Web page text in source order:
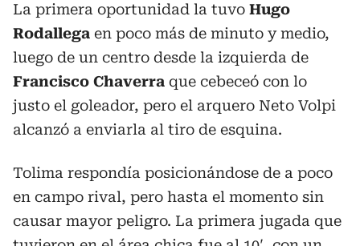
La primera oportunidad la tuvo Hugo
Rodallega en poco más de minuto y medio,
luego de un centro desde la izquierda de
Francisco Chaverra que cebeceó con lo
justo el goleador, pero el arquero Neto Volpi
alcanzó a enviarla al tiro de esquina.
Tolima respondía posicionándose de a poco
en campo rival, pero hasta el momento sin
causar mayor peligro. La primera jugada que